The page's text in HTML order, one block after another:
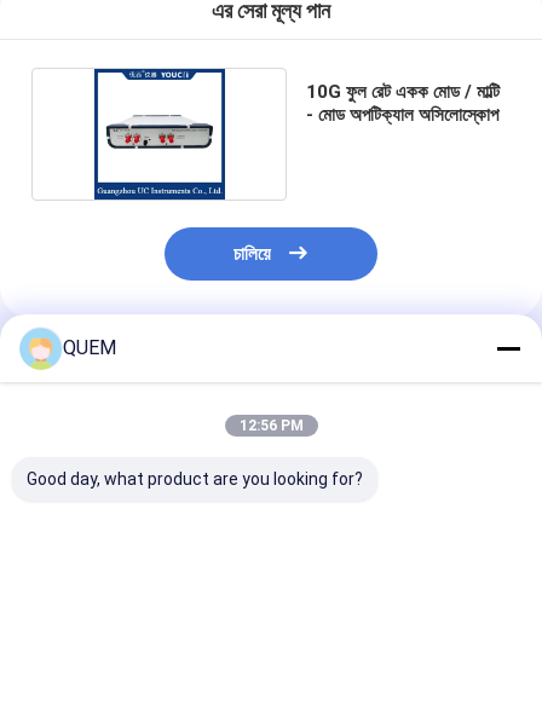
এর সেরা মূল্য পান
10G ফুল রেট একক মোড / মাল্টি
- মোড অপটিক্যাল অসিলোস্কোপ
চালিয়ে
প্রস্তাবিত পণ্য
QUEM
12:56 PM
Good day, what product are you looking for?